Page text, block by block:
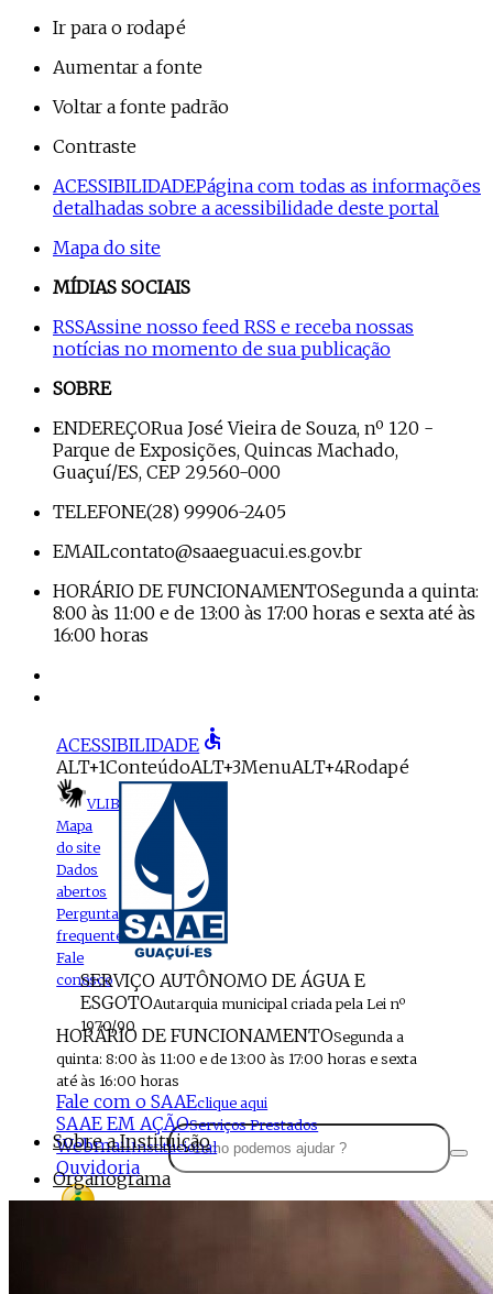
Ir para o rodapé
Aumentar a fonte
Voltar a fonte padrão
Contraste
ACESSIBILIDADEPágina com todas as informações
detalhadas sobre a acessibilidade deste portal
Mapa do site
MÍDIAS SOCIAIS
RSSAssine nosso feed RSS e receba nossas
notícias no momento de sua publicação
SOBRE
ENDEREÇORua José Vieira de Souza, nº 120 -
Parque de Exposições, Quincas Machado,
Guaçuí/ES, CEP 29.560-000
TELEFONE(28) 99906-2405
EMAILcontato@saaeguacui.es.gov.br
HORÁRIO DE FUNCIONAMENTOSegunda a quinta:
8:00 às 11:00 e de 13:00 às 17:00 horas e sexta até às
16:00 horas
ACESSIBILIDADE accessible
ALT+1ConteúdoALT+3MenuALT+4Rodapé
VLIBRAS
Mapa
do site
Dados
abertos
Perguntas
frequentes
Fale
conosco
SERVIÇO AUTÔNOMO DE ÁGUA E
ESGOTOAutarquia municipal criada pela Lei nº
1970/90
HORÁRIO DE FUNCIONAMENTOSegunda a
quinta: 8:00 às 11:00 e de 13:00 às 17:00 horas e sexta
até às 16:00 horas
Fale com o SAAEclique aqui
SAAE EM AÇÃOServiços Prestados
WebmailInstitucional
Ouvidoria
Sobre a Instituição
Organograma